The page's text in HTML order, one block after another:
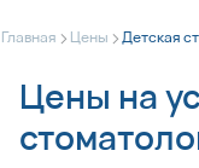
Главная > Цены >Детская
Цены на